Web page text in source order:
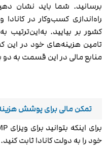
برسانید. شما باید نشان
راه‌اندازی کسب‌وکار در
کشور بر بیایید.
تامین هزینه‌های خود در
منابع مالی در این قسمت به
تمکن مالی برای پوشش
خود را به دولت کانادا ثابت